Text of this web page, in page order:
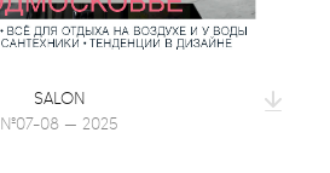
SALON
№07-08 — 2025